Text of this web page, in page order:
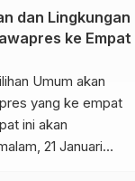
daya manusia
salah
dilakukan. Hal ini
dan Lingkungan
ke Empat
Umum akan
yang ke empat
ini akan
21 Januari